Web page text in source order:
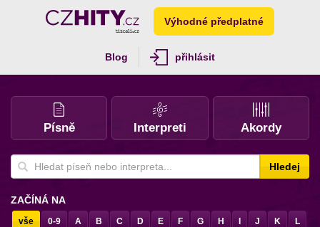
Výhodné předplatné
Blog přihlásit
Písně Interpreti Akordy
Hledej
ZAČÍNÁ NA
vše 0-9 A B C D E F G H J K L